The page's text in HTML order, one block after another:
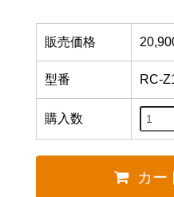
販売価格
型番 RC-
購入数
カー